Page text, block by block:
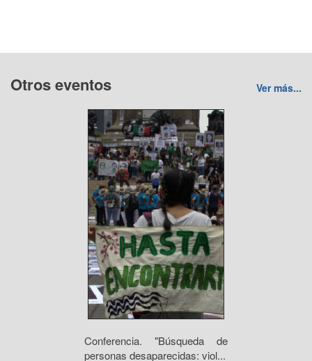
Otros eventos Ver más...
Conferencia. "Búsqueda de
personas desaparecidas: viol...